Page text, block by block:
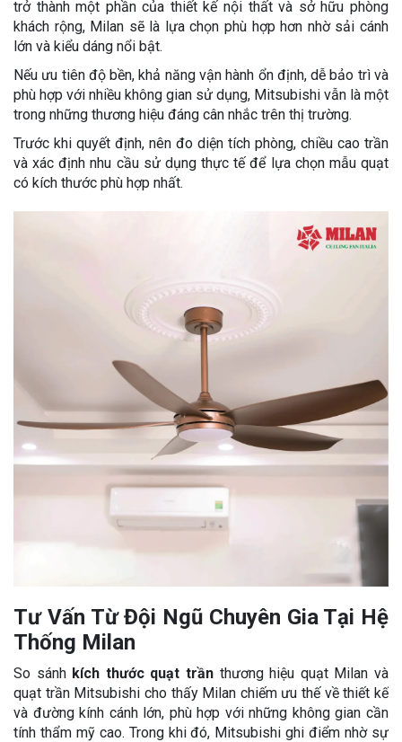
trở thành một phần của thiết kế nội thất và sở hữu phòng
khách rộng, Milan sẽ là lựa chọn phù hợp hơn nhờ sải cánh
lớn và kiểu dáng nổi bật.
Nếu ưu tiên độ bền, khả năng vận hành ổn định, dễ bảo trì và
phù hợp với nhiều không gian sử dụng, Mitsubishi vẫn là một
trong những thương hiệu đáng cân nhắc trên thị trường.
Trước khi quyết định, nên đo diện tích phòng, chiều cao trần
và xác định nhu cầu sử dụng thực tế để lựa chọn mẫu quạt
có kích thước phù hợp nhất.
Tư Vấn Từ Đội Ngũ Chuyên Gia Tại Hệ
Thống Milan
So sánh kích thước quạt trần thương hiệu quạt Milan và
quạt trần Mitsubishi cho thấy Milan chiếm ưu thế về thiết kế
và đường kính cánh lớn, phù hợp với những không gian cần
tính thẩm mỹ cao. Trong khi đó, Mitsubishi ghi điểm nhờ sự